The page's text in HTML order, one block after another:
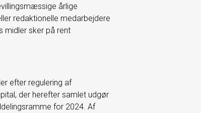
årlige
redaktionelle medarbejdere
midler sker på rent
efter regulering af
der herefter samlet udgør
for 2024. Af